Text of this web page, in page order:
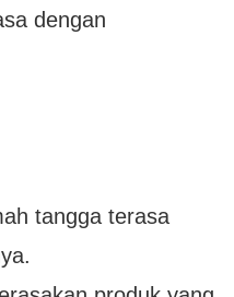
dengan
tangga terasa